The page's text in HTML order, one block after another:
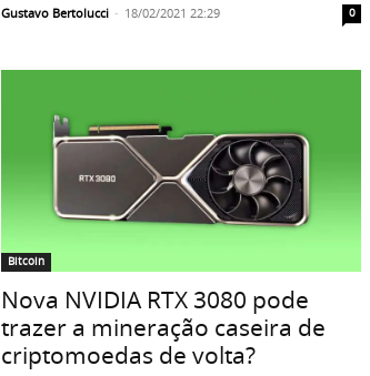
Gustavo Bertolucci - 18/02/2021 22:29 0
Bitcoin
Nova NVIDIA RTX 3080 pode
trazer a mineração caseira de
criptomoedas de volta?